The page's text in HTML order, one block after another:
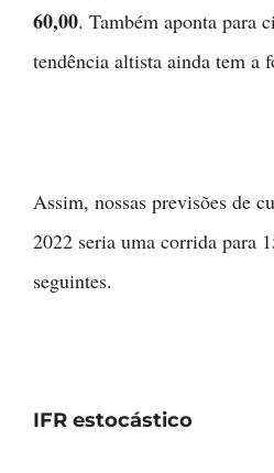
60,00. Também aponta para
tendência altista ainda tem a
Assim, nossas previsões de
2022 seria uma corrida para
seguintes.
IFR estocástico